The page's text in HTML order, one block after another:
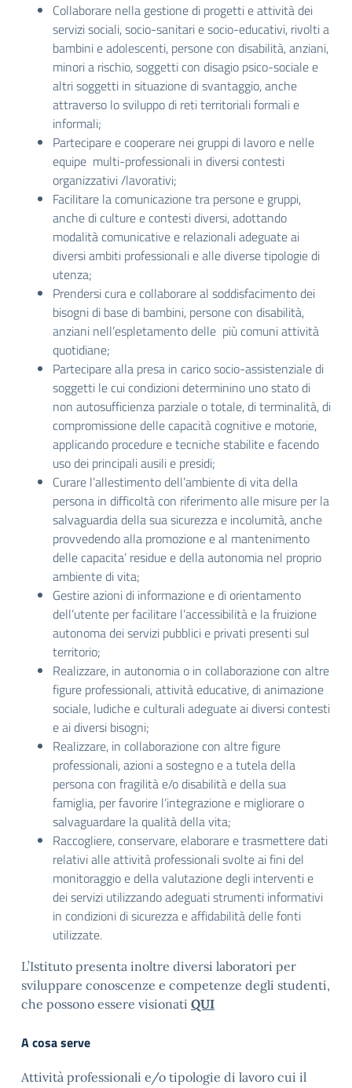
Collaborare nella gestione di progetti e attività dei
servizi sociali, socio-sanitari e socio-educativi, rivolti a
bambini e adolescenti, persone con disabilità, anziani,
minori a rischio, soggetti con disagio psico-sociale e
altri soggetti in situazione di svantaggio, anche
attraverso lo sviluppo di reti territoriali formali e
informali;
Partecipare e cooperare nei gruppi di lavoro e nelle
equipe multi-professionali in diversi contesti
organizzativi /lavorativi;
Facilitare la comunicazione tra persone e gruppi,
anche di culture e contesti diversi, adottando
modalità comunicative e relazionali adeguate ai
diversi ambiti professionali e alle diverse tipologie di
utenza;
Prendersi cura e collaborare al soddisfacimento dei
bisogni di base di bambini, persone con disabilità,
anziani nell’espletamento delle più comuni attività
quotidiane;
Partecipare alla presa in carico socio-assistenziale di
soggetti le cui condizioni determinino uno stato di
non autosufficienza parziale o totale, di terminalità, di
compromissione delle capacità cognitive e motorie,
applicando procedure e tecniche stabilite e facendo
uso dei principali ausili e presidi;
Curare l’allestimento dell’ambiente di vita della
persona in difficoltà con riferimento alle misure per la
salvaguardia della sua sicurezza e incolumità, anche
provvedendo alla promozione e al mantenimento
delle capacita’ residue e della autonomia nel proprio
ambiente di vita;
Gestire azioni di informazione e di orientamento
dell’utente per facilitare l’accessibilità e la fruizione
autonoma dei servizi pubblici e privati presenti sul
territorio;
Realizzare, in autonomia o in collaborazione con altre
figure professionali, attività educative, di animazione
sociale, ludiche e culturali adeguate ai diversi contesti
e ai diversi bisogni;
Realizzare, in collaborazione con altre figure
professionali, azioni a sostegno e a tutela della
persona con fragilità e/o disabilità e della sua
famiglia, per favorire l’integrazione e migliorare o
salvaguardare la qualità della vita;
Raccogliere, conservare, elaborare e trasmettere dati
relativi alle attività professionali svolte ai fini del
monitoraggio e della valutazione degli interventi e
dei servizi utilizzando adeguati strumenti informativi
in condizioni di sicurezza e affidabilità delle fonti
utilizzate.
L’Istituto presenta inoltre diversi laboratori per
sviluppare conoscenze e competenze degli studenti,
che possono essere visionati QUI
A cosa serve
Attività professionali e/o tipologie di lavoro cui il